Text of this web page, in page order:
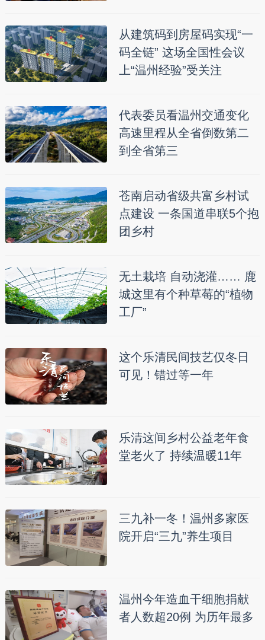
从建筑码到房屋码实现“一
码全链” 这场全国性会议
上“温州经验”受关注
代表委员看温州交通变化
高速里程从全省倒数第二
到全省第三
苍南启动省级共富乡村试
点建设 一条国道串联5个抱
团乡村
无土栽培 自动浇灌…… 鹿
城这里有个种草莓的“植物
工厂”
这个乐清民间技艺仅冬日
可见！错过等一年
乐清这间乡村公益老年食
堂老火了 持续温暖11年
三九补一冬！温州多家医
院开启“三九”养生项目
温州今年造血干细胞捐献
者人数超20例 为历年最多